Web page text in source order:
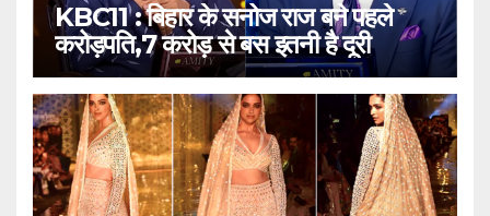
KBC11 : बिहार के सनोज राज बने पहले
करोड़पति,7 करोड़ से बस इतनी है दूरी